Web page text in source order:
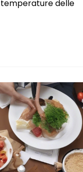
temperature delle